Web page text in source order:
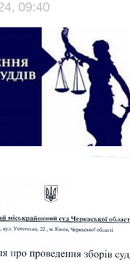
09:40